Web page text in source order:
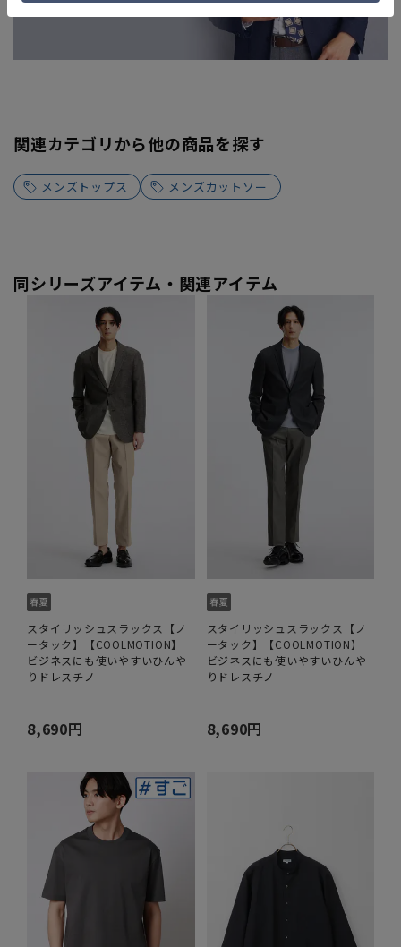
関連カテゴリから他の商品を探す
メンズトップス メンズカットソー
同シリーズアイテム・関連アイテム
スタイリッシュスラックス【ノ
ータック】【COOLMOTION】
ビジネスにも使いやすいひんや
りドレスチノ
8,690円
スタイリッシュスラックス【ノ
ータック】【COOLMOTION】
ビジネスにも使いやすいひんや
りドレスチノ
8,690円